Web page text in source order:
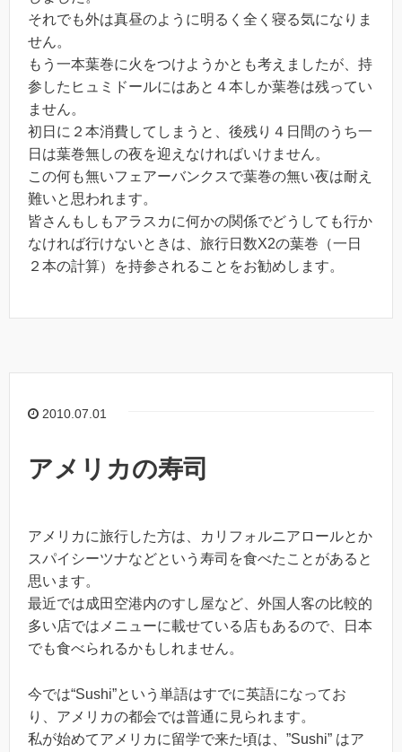
それでも外は真昼のように明るく全く寝る気になりま
せん。
もう一本葉巻に火をつけようかとも考えましたが、持
参したヒュミドールにはあと４本しか葉巻は残ってい
ません。
初日に２本消費してしまうと、後残り４日間のうち一
日は葉巻無しの夜を迎えなければいけません。
この何も無いフェアーバンクスで葉巻の無い夜は耐え
難いと思われます。
皆さんもしもアラスカに何かの関係でどうしても行か
なければ行けないときは、旅行日数X2の葉巻（一日
２本の計算）を持参されることをお勧めします。
2010.07.01
アメリカの寿司
アメリカに旅行した方は、カリフォルニアロールとか
スパイシーツナなどという寿司を食べたことがあると
思います。
最近では成田空港内のすし屋など、外国人客の比較的
多い店ではメニューに載せている店もあるので、日本
でも食べられるかもしれません。
今では“Sushi”という単語はすでに英語になってお
り、アメリカの都会では普通に見られます。
私が始めてアメリカに留学で来た頃は、”Sushi” はア